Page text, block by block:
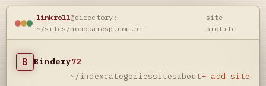
linkroll@directory:
~/sites/homecaresp.com.br
site
profile
B Bindery72
~/indexcategoriessitesabout+ add site